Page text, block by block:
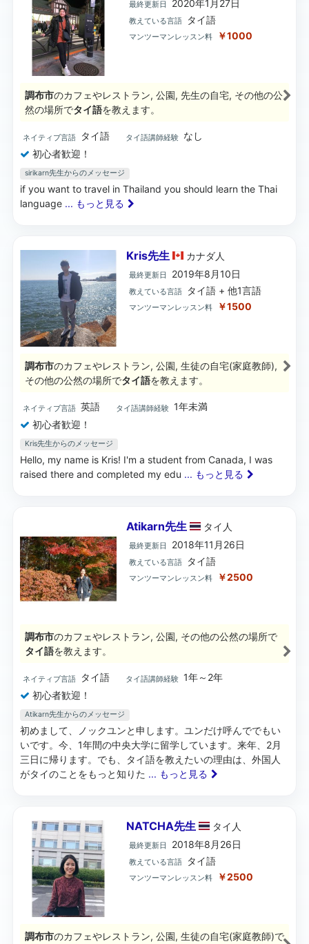
最終更新日 2020年1月27日
教えている言語 タイ語
マンツーマンレッスン料 ￥1000
調布市のカフェやレストラン, 公園, 先生の自宅, その他の公
然の場所でタイ語を教えます。
ネイティブ言語 タイ語 タイ語講師経験
なし
初心者歓迎！
sirikarn先生からのメッセージ
if you want to travel in Thailand you should learn the Thai
language ... もっと見る
Kris先生 カナダ人
最終更新日 2019年8月10日
教えている言語 タイ語 + 他1言語
マンツーマンレッスン料 ￥1500
調布市のカフェやレストラン, 公園, 生徒の自宅(家庭教師),
その他の公然の場所でタイ語を教えます。
ネイティブ言語 英語 タイ語講師経験 1年未満
初心者歓迎！
Kris先生からのメッセージ
Hello, my name is Kris! I'm a student from Canada, I was
raised there and completed my edu ... もっと見る
Atikarn先生 タイ 人
最終更新日 2018年11月26日
教えている言語 タイ語
マンツーマンレッスン料 ￥2500
調布市のカフェやレストラン, 公園, その他の公然の場所で
タイ語を教えます。
ネイティブ言語 タイ語 タイ語講師経験 1年～2年
初心者歓迎！
Atikarn先生からのメッセージ
初めまして、ノックユンと申します。ユンだけ呼んででもい
いです。今、1年間の中央大学に留学しています。来年、2月
三日に帰ります。でも、タイ語を教えたいの理由は、外国人
がタイのことをもっと知りた ... もっと見る
NATCHA先生 タイ 人
最終更新日 2018年8月26日
教えている言語 タイ語
マンツーマンレッスン料 ￥2500
調布市のカフェやレストラン, 公園, 生徒の自宅(家庭教師)で